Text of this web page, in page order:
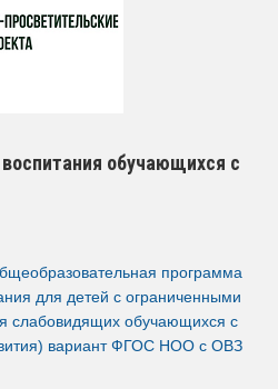
обучающихся с
программа
для детей с ограниченными
слабовидящих обучающихся с
вариант ФГОС НОО с ОВЗ